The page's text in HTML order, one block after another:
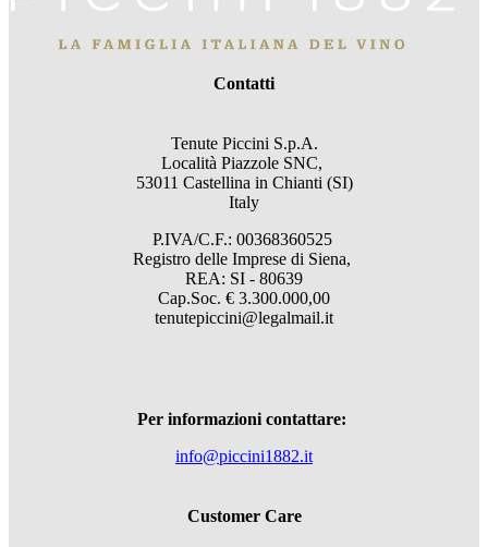
Contatti
Tenute Piccini S.p.A.
Località Piazzole SNC,
53011 Castellina in Chianti (SI)
Italy
P.IVA/C.F.: 00368360525
Registro delle Imprese di Siena,
REA: SI - 80639
Cap.Soc. € 3.300.000,00
tenutepiccini@legalmail.it
Per informazioni contattare:
info@piccini1882.it
Customer Care